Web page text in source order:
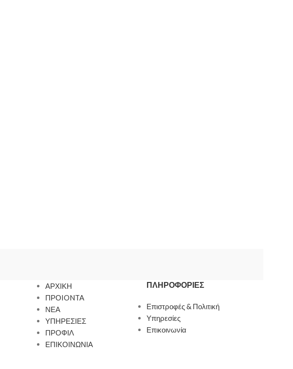
ΑΡΧΙΚΗ
ΠΡΟIONTA
ΝΕΑ
ΥΠΗΡΕΣΙΕΣ
ΠΡΟΦΙΛ
ΕΠΙΚΟΙΝΩΝΙΑ
ΠΛΗΡΟΦΟΡΊΕΣ
Επιστροφές & Πολιτική
Υπηρεσίες
Επικοινωνία